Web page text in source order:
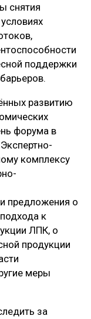
снятия
поддержки
развитию
форума в
комплексу
предложения о
к
ЛПК, о
продукции
меры
за